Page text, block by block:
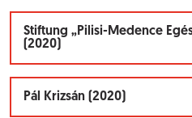
Stiftung „Pilisi-Medence
(2020)
Pál Krizsán (2020)